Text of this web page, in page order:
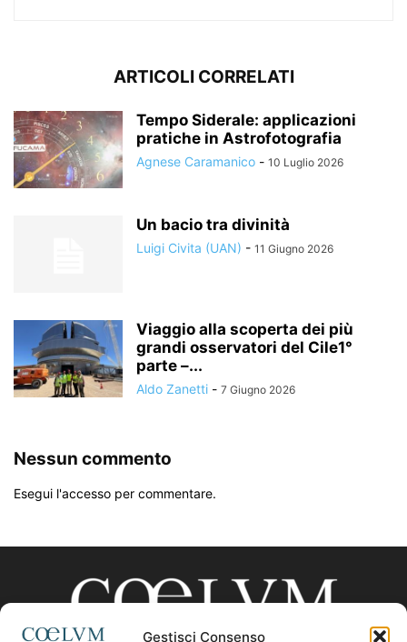
Gestisci Consenso
ARTICOLI CORRELATI
Tempo Siderale: applicazioni
pratiche in Astrofotografia
Agnese Caramanico - 10 Luglio 2026
Un bacio tra divinità
Luigi Civita (UAN) - 11 Giugno 2026
Viaggio alla scoperta dei più
grandi osservatori del Cile1°
parte –...
Aldo Zanetti - 7 Giugno 2026
Nessun commento
Esegui l'accesso per commentare.